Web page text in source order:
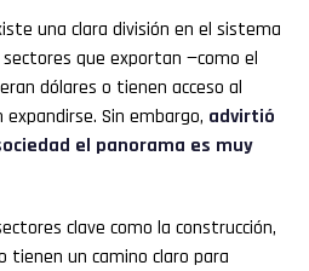
una clara división en el sistema
que exportan —como el
dólares o tienen acceso al
Sin embargo, advirtió
el panorama es muy
clave como la construcción,
tienen un camino claro para